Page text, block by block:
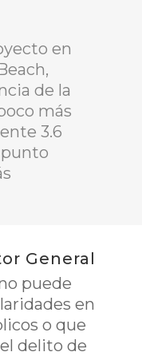
en
de la
más
3.6
General
puede
en
o que
delito de